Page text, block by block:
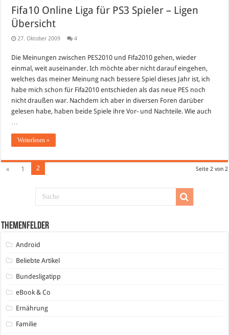
Fifa10 Online Liga für PS3 Spieler – Ligen
Übersicht
27. Oktober 2009 4
Die Meinungen zwischen PES2010 und Fifa2010 gehen, wieder
einmal, weit auseinander. Ich möchte aber nicht darauf eingehen,
welches das meiner Meinung nach bessere Spiel dieses Jahr ist, ich
habe mich schon für Fifa2010 entschieden als das neue PES noch
nicht draußen war. Nachdem ich aber in diversen Foren darüber
gelesen habe, haben beide Spiele ihre Vor- und Nachteile. Wie auch
Weiterlesen »
Seite 2 von 2
« 1 2
Themenfelder
Android
Beliebte Artikel
Bundesligatipp
eBook & Co
Ernährung
Familie